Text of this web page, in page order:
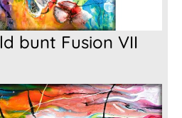
bunt Fusion VII
€